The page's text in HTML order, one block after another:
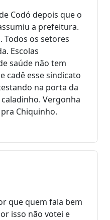
Codó depois que o
a prefeitura.
Todos os setores
Escolas
saúde não tem
cadê esse sindicato
na porta da
Vergonha
Chiquinho.
que quem fala bem
isso não votei e